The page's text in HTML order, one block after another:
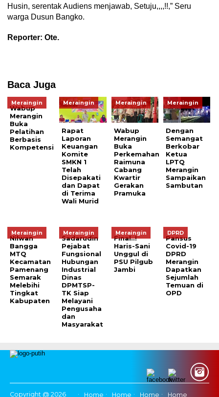
Husin, serentak Audiens menjawab, Setuju,,,,!!,” Seru
warga Dusun Bangko.
Reporter: Ote.
Baca Juga
Meraingin
Wabup
Merangin
Buka
Pelatihan
Berbasis
Kompetensi
Meraingin
Rapat
Laporan
Keuangan
Komite
SMKN 1
Telah
Disepakati
dan Dapat
di Terima
Wali Murid
Meraingin
Wabup
Merangin
Buka
Perkemahan
Raimuna
Cabang
Kwartir
Gerakan
Pramuka
Meraingin
Dengan
Semangat
Berkobar
Ketua
LPTQ
Merangin
Sampaikan
Sambutan
Meraingin
Nilwan
Bangga
MTQ
Kecamatan
Pamenang
Semarak
Melebihi
Tingkat
Kabupaten
Meraingin
Sadarudin
Pejabat
Fungsional
Hubungan
Industrial
Dinas
DPMTSP-
TK Siap
Melayani
Pengusaha
dan
Masyarakat
Meraingin
Final..!
Haris-Sani
Unggul di
PSU Pilgub
Jambi
DPRD
Pansus
Covid-19
DPRD
Merangin
Dapatkan
Sejumlah
Temuan di
OPD
Copyright @ 2026 Home Home Home Home